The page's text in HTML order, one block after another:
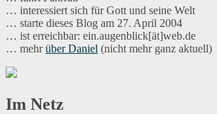
… interessiert sich für Gott und seine Welt
… starte dieses Blog am 27. April 2004
… ist erreichbar: ein.augenblick[ät]web.de
… mehrüber Daniel (nicht mehr ganz aktuell)
Im Netz